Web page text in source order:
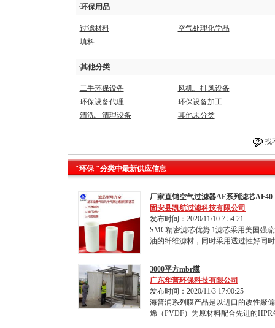
·环保用品
过滤材料
空气处理化学品
填料
·其他分类
二手环保设备
风机、排风设备
环保设备代理
环保设备加工
清洗、清理设备
其他未分类
找
"环保 "分类中最新供应信息
厂家直销空气过滤器AF系列滤芯AF40
固安县凯航过滤科技有限公司
发布时间：2020/11/10 7:54:21
SMC精密滤芯优势 1滤芯采用美国强
油的纤维滤材，同时采用透过性好同时
3000平方mbr膜
广东华普环保科技有限公司
发布时间：2020/11/3 17:00:25
海普润系列膜产品是以进口的改性聚
烯（PVDF）为原材料配合先进的HPR